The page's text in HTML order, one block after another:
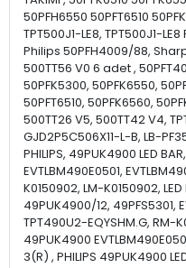
50PFH6550 50PFT6510
TPT500J1-LE8, TPT500J1-
Philips 50PFH4009/88,
500TT56 V0 6 adet ,
50PFK5300, 50PFK6550,
50PFT6510, 50PFK6560,
500TT26 V5, 500TT42 V4,
GJD2P5C506X11-L-B, LB-
PHILIPS, 49PUK4900 LED
EVTLBM490E0501,
K0150902, LM-K0150902, LED
49PUK4900/12, 49PFS5301,
TPT490U2-EQYSHM.G, RM-
49PUK4900
3(R) , PHILIPS 49PUK4900